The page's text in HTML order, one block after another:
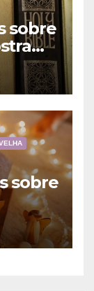
sobre
de
sobre